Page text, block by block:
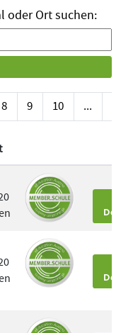
oder Ort suchen:
8 9 10 ...